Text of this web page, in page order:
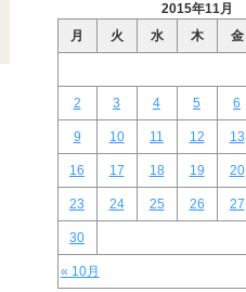
2015年11月
月
火 水 木 金
« 10月
2 3 4 5 6
9 10 11 12 13
16 17 18 19 20
23 24 25 26 27
30